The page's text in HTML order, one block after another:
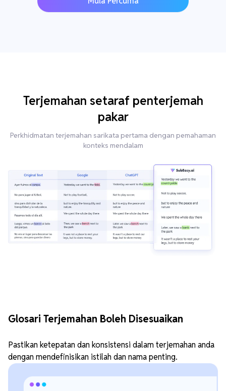
Terjemahan setaraf penterjemah
pakar
Perkhidmatan terjemahan sarikata pertama dengan pemahaman
konteks mendalam
Glosari Terjemahan Boleh Disesuaikan
Pastikan ketepatan dan konsistensi dalam terjemahan anda
dengan mendefinisikan istilah dan nama penting.